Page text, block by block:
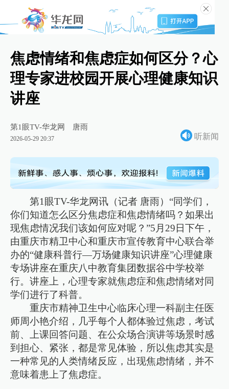
焦虑情绪和焦虑症如何区分？心
理专家进校园开展心理健康知识
讲座
第1眼TV-华龙网 唐雨
2026-05-29 20:37 听新闻
第1眼TV-华龙网讯（记者 唐雨）“同学们，
你们知道怎么区分焦虑症和焦虑情绪吗？如果出
现焦虑情况我们该如何应对呢？”5月29日下午，
由重庆市精卫中心和重庆市宣传教育中心联合举
办的“健康科普行—万场健康知识讲座”心理健康
专场讲座在重庆八中教育集团数据谷中学校举
行。讲座上，心理专家就焦虑症和焦虑情绪对同
学们进行了科普。
重庆市精神卫生中心临床心理一科副主任医
师周小艳介绍，几乎每个人都体验过焦虑，考试
前、上课回答问题、在公众场合演讲等场景时感
到担心、紧张，都是常见体验，所以焦虑其实是
一种常见的人类情绪反应，出现焦虑情绪，并不
意味着患上了焦虑症。